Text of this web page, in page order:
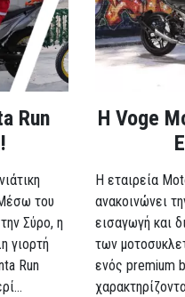
Run
του
Σύρο, η
γιορτή
Run
H Voge
Η εταιρεία
ανακοινώνει
εισαγωγή και
των
ενός premium